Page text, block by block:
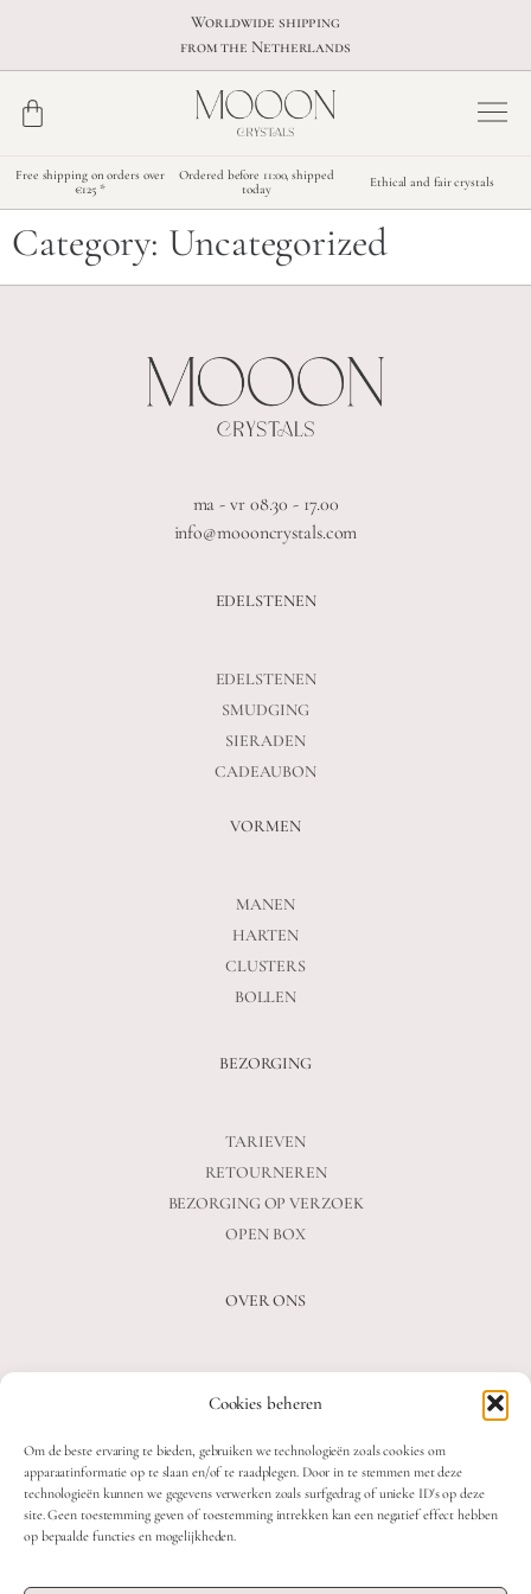
Cookies beheren
Om de beste ervaring te bieden, gebruiken we technologieën zoals cookies om
apparaatinformatie op te slaan en/of te raadplegen. Door in te stemmen met deze
technologieën kunnen we gegevens verwerken zoals surfgedrag of unieke ID's op deze
site. Geen toestemming geven of toestemming intrekken kan een negatief effect hebben
op bepaalde functies en mogelijkheden.
Worldwide shipping
from the Netherlands
Free shipping on orders over
€125 *
Ordered before 11:00, shipped
today
Ethical and fair crystals
Category: Uncategorized
ma - vr 08.30 - 17.00
info@moooncrystals.com
EDELSTENEN
EDELSTENEN
SMUDGING
SIERADEN
CADEAUBON
VORMEN
MANEN
HARTEN
CLUSTERS
BOLLEN
BEZORGING
TARIEVEN
RETOURNEREN
BEZORGING OP VERZOEK
OPEN BOX
OVER ONS
VEELGESTELDE VRAGEN
OVER ONS
CONTACT